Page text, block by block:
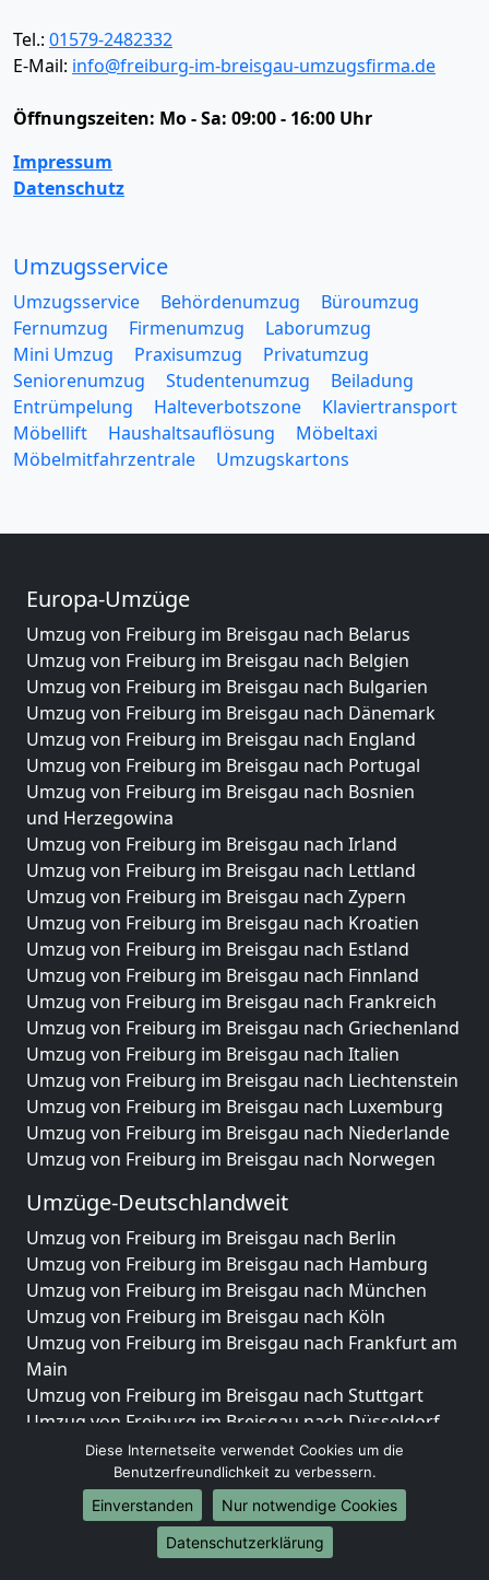
Tel.: 01579-2482332
E-Mail: info@freiburg-im-breisgau-umzugsfirma.de
Öffnungszeiten: Mo - Sa: 09:00 - 16:00 Uhr
Impressum
Datenschutz
Umzugsservice
Umzugsservice Behördenumzug
Büroumzug
Fernumzug
Firmenumzug
Laborumzug
Mini Umzug
Praxisumzug
Privatumzug
Seniorenumzug
Studentenumzug
Beiladung
Entrümpelung
Halteverbotszone
Klaviertransport
Möbellift
Haushaltsauflösung
Möbeltaxi
Möbelmitfahrzentrale
Umzugskartons
Europa-Umzüge
Umzug von Freiburg im Breisgau nach Belarus
Umzug von Freiburg im Breisgau nach Belgien
Umzug von Freiburg im Breisgau nach Bulgarien
Umzug von Freiburg im Breisgau nach Dänemark
Umzug von Freiburg im Breisgau nach England
Umzug von Freiburg im Breisgau nach Portugal
Umzug von Freiburg im Breisgau nach Bosnien
und Herzegowina
Umzug von Freiburg im Breisgau nach Irland
Umzug von Freiburg im Breisgau nach Lettland
Umzug von Freiburg im Breisgau nach Zypern
Umzug von Freiburg im Breisgau nach Kroatien
Umzug von Freiburg im Breisgau nach Estland
Umzug von Freiburg im Breisgau nach Finnland
Umzug von Freiburg im Breisgau nach Frankreich
Umzug von Freiburg im Breisgau nach Griechenland
Umzug von Freiburg im Breisgau nach Italien
Umzug von Freiburg im Breisgau nach Liechtenstein
Umzug von Freiburg im Breisgau nach Luxemburg
Umzug von Freiburg im Breisgau nach Niederlande
Umzug von Freiburg im Breisgau nach Norwegen
Umzüge-Deutschlandweit
Umzug von Freiburg im Breisgau nach Berlin
Umzug von Freiburg im Breisgau nach Hamburg
Umzug von Freiburg im Breisgau nach München
Umzug von Freiburg im Breisgau nach Köln
Umzug von Freiburg im Breisgau nach Frankfurt am
Main
Umzug von Freiburg im Breisgau nach Stuttgart
Umzug von Freiburg im Breisgau nach Düsseldorf
Umzug von Freiburg im Breisgau nach Leipzig
Umzug von Freiburg im Breisgau nach Dortmund
Umzug von Freiburg im Breisgau nach Essen
Umzug von Freiburg im Breisgau nach Bremen
Umzug von Freiburg im Breisgau nach Dresden
Diese Internetseite verwendet Cookies um die
Benutzerfreundlichkeit zu verbessern.
Einverstanden
Nur notwendige Cookies
Datenschutzerklärung